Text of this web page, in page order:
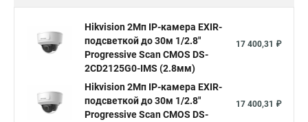
Hikvision 2Мп IP-камера EXIR-
подсветкой до 30м 1/2.8"
Progressive Scan CMOS DS-
2CD2125G0-IMS (2.8мм)
17 400,31 ₽
Hikvision 2Мп IP-камера EXIR-
подсветкой до 30м 1/2.8"
Progressive Scan CMOS DS-
17 400,31 ₽